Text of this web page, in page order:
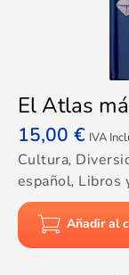
El Atlas
15,00 € IVA
Cultura,
español, Libros
Añadir al